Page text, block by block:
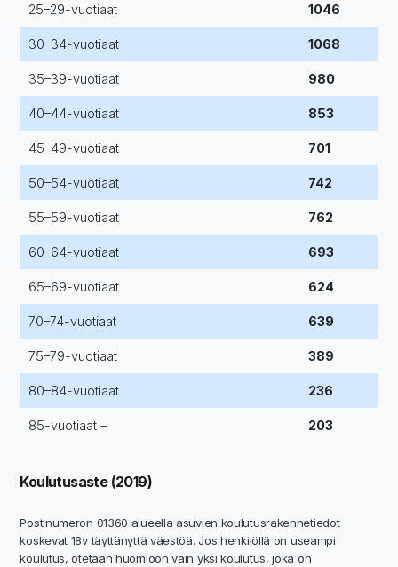
25–29-vuotiaat 1046
30–34-vuotiaat 1068
35–39-vuotiaat 980
40–44-vuotiaat 853
45–49-vuotiaat 701
50–54-vuotiaat 742
55–59-vuotiaat 762
60–64-vuotiaat 693
65–69-vuotiaat 624
70–74-vuotiaat 639
75–79-vuotiaat 389
80–84-vuotiaat 236
85-vuotiaat – 203
Koulutusaste (2019)
Postinumeron 01360 alueella asuvien koulutusrakennetiedot
koskevat 18v täyttänyttä väestöä. Jos henkilöllä on useampi
koulutus, otetaan huomioon vain yksi koulutus, joka on